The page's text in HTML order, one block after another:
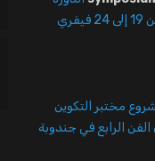
العاشرة لمهرجان الضحك بتونس من 19 إلى 24 فيفري
مختبر التكوين
الرابع في جندوبة